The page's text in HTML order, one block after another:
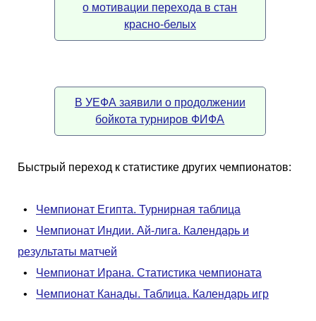
о мотивации перехода в стан
красно-белых
В УЕФА заявили о продолжении
бойкота турниров ФИФА
Быстрый переход к статистике других чемпионатов:
• Чемпионат Египта. Турнирная таблица
• Чемпионат Индии. Ай-лига. Календарь и
результаты матчей
• Чемпионат Ирана. Статистика чемпионата
• Чемпионат Канады. Таблица. Календарь игр